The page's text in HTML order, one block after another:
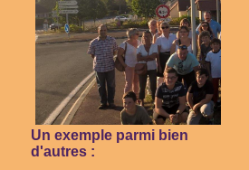
Un exemple parmi bien
d'autres :